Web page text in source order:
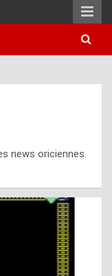
news oriciennes.